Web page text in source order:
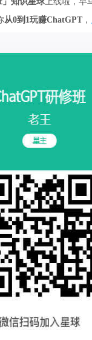
从0到1玩赚ChatGPT，